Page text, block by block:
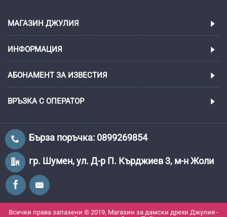
МАГАЗИН ДЖУЛИЯ
ИНФОРМАЦИЯ
АБОНАМЕНТ ЗА ИЗВЕСТИЯ
ВРЪЗКА С ОПЕРАТОР
Бърза поръчка: 0899269854
гр. Шумен, ул. Д-р П. Кърджиев 3, м-н Жоли
Всички права запазени © 2019, Магазин за дамски дрехи Джулия -